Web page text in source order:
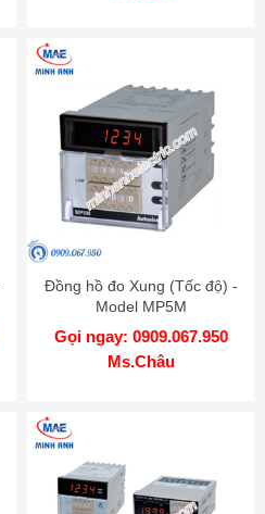
Đồng hồ đo Xung (Tốc độ) -
Model MP5M
Gọi ngay: 0909.067.950
Ms.Châu